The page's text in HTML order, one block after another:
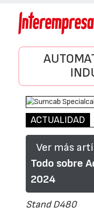
ACTUALIDAD
Ver más
Todo sobre
2024
Stand D480